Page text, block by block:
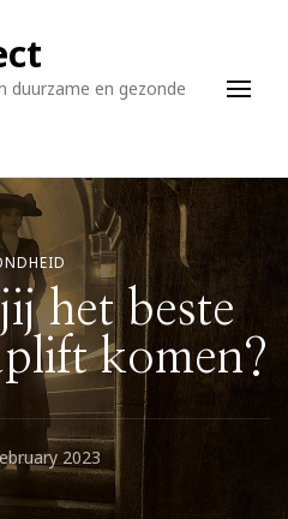
duurzame en gezonde
het beste
komen?
2023